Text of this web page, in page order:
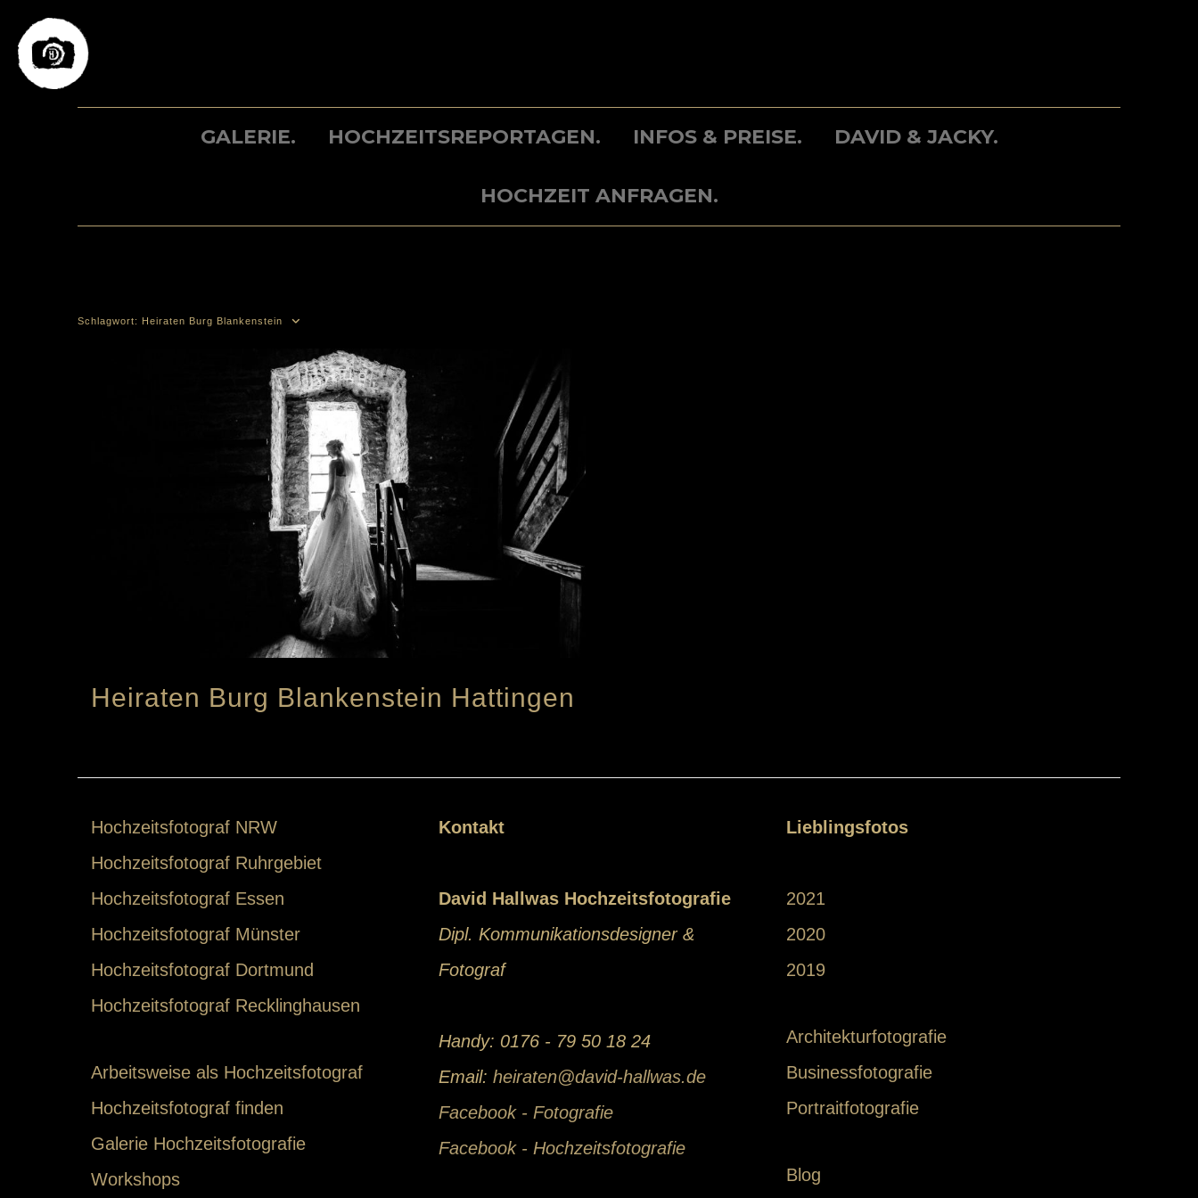
to
GALERIE. HOCHZEITSREPORTAGEN. INFOS & PREISE. DAVID & JACKY.
HOCHZEIT ANFRAGEN.
Schlagwort: Heiraten Burg Blankenstein
Heiraten Burg Blankenstein Hattingen
Hochzeitsfotograf NRW
Hochzeitsfotograf Ruhrgebiet
Hochzeitsfotograf Essen
Hochzeitsfotograf Münster
Hochzeitsfotograf Dortmund
Hochzeitsfotograf Recklinghausen
Arbeitsweise als Hochzeitsfotograf
Hochzeitsfotograf finden
Galerie Hochzeitsfotografie
Workshops
Kontakt
David Hallwas Hochzeitsfotografie
Dipl. Kommunikationsdesigner &
Fotograf
Handy: 0176 - 79 50 18 24
Email: heiraten@david-hallwas.de
Facebook - Fotografie
Facebook - Hochzeitsfotografie
Lieblingsfotos
2021
2020
2019
Architekturfotografie
Businessfotografie
Portraitfotografie
Blog